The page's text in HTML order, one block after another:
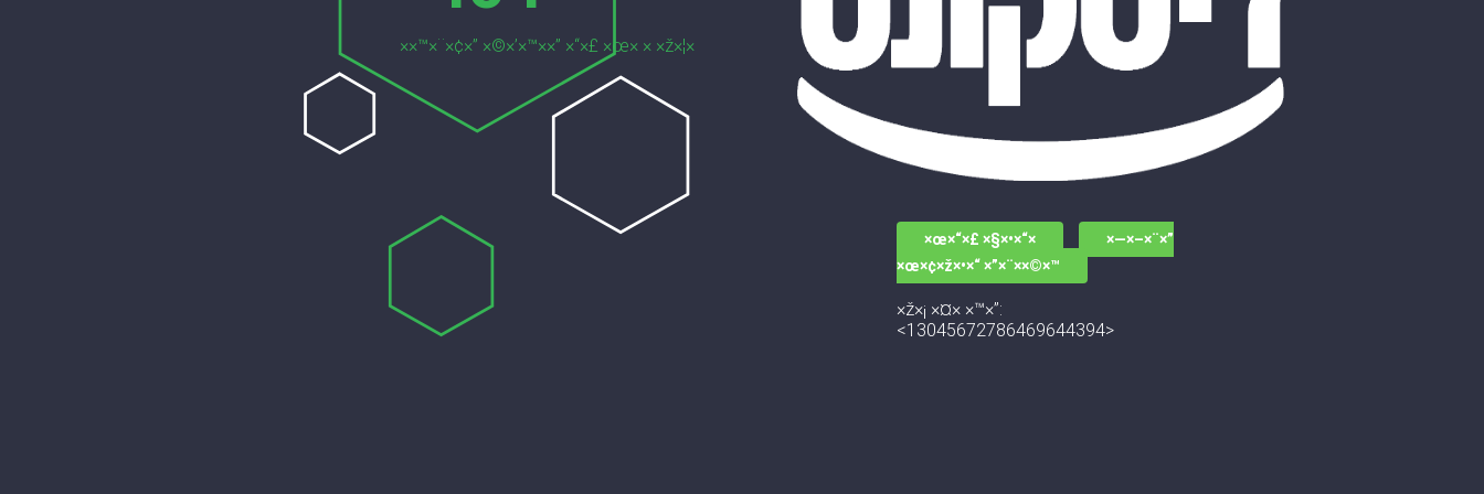
××™×¨×¢×” ×©×’×™××” ×“×£ ×œ× × ×ž×¦×
×œ×“×£ ×§×•×“×
×—×–×¨×”
×œ×¢×ž×•×“ ×”×¨××©×™
×ž×¡ ×¤× ×™×”:
<13045672786469644394>